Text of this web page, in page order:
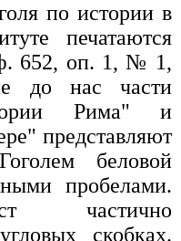
по истории в
печатаются
652, оп. 1, № 1,
до нас части
Рима" и
представляют
беловой
пробелами.
частично
скобках.